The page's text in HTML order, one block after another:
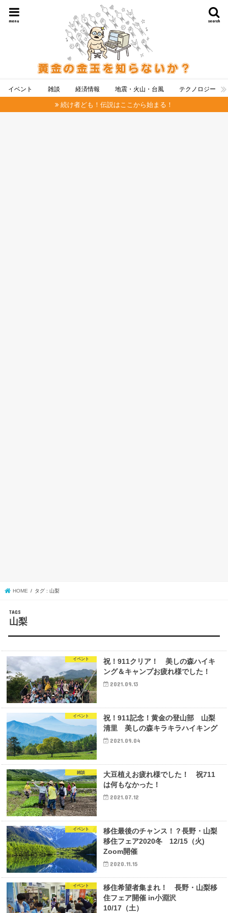
search
menu
イベント 雑談 経済情報 地震・火山・台風 テクノロジー
続け者ども！伝説はここから始まる！
HOME タグ : 山梨
山梨
イベント
祝！911クリア！ 美しの森ハイキ
ング＆キャンプお疲れ様でした！
2021.09.13
イベント
祝！911記念！黄金の登山部 山梨
清里 美しの森キラキラハイキング
2021.09.04
雑談
大豆植えお疲れ様でした！ 祝711
は何もなかった！
2021.07.12
イベント
移住最後のチャンス！？長野・山梨
移住フェア2020冬 12/15（火)
Zoom開催
2020.11.15
イベント
移住希望者集まれ！ 長野・山梨移
住フェア開催 in小淵沢
10/17（土）